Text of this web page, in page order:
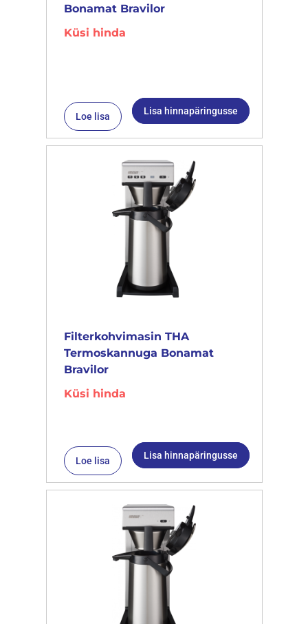
Bonamat Bravilor
Küsi hinda
Loe lisa Lisa hinnapäringusse
Filterkohvimasin THA
Termoskannuga Bonamat
Bravilor
Küsi hinda
Loe lisa Lisa hinnapäringusse